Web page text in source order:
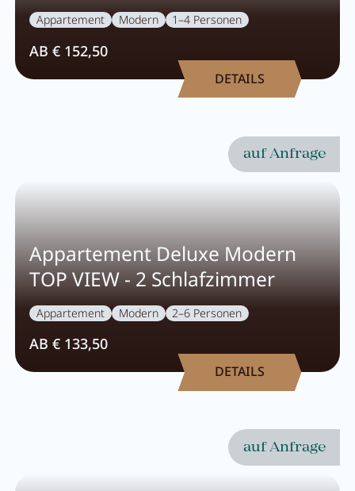
Verleih
Fitness
KARRIERE
KONTAKT
Sommer im Zillertal
Appartement Modern 1–4 Personen
AB € 152,50
DETAILS
Appartement Deluxe Modern
TOP VIEW - 2 Schlafzimmer
auf Anfrage
Appartement Modern 2–6 Personen
AB € 133,50
DETAILS
auf Anfrage